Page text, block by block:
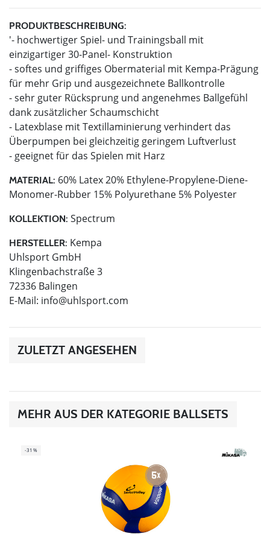
PRODUKTBESCHREIBUNG:
'- hochwertiger Spiel- und Trainingsball mit
einzigartiger 30-Panel- Konstruktion
- softes und griffiges Obermaterial mit Kempa-Prägung
für mehr Grip und ausgezeichnete Ballkontrolle
- sehr guter Rücksprung und angenehmes Ballgefühl
dank zusätzlicher Schaumschicht
- Latexblase mit Textillaminierung verhindert das
Überpumpen bei gleichzeitig geringem Luftverlust
- geeignet für das Spielen mit Harz
MATERIAL: 60% Latex 20% Ethylene-Propylene-Diene-
Monomer-Rubber 15% Polyurethane 5% Polyester
KOLLEKTION: Spectrum
HERSTELLER: Kempa
Uhlsport GmbH
Klingenbachstraße 3
72336 Balingen
E-Mail: info@uhlsport.com
ZULETZT ANGESEHEN
MEHR AUS DER KATEGORIE BALLSETS
-31%
GRATIS
IN DE